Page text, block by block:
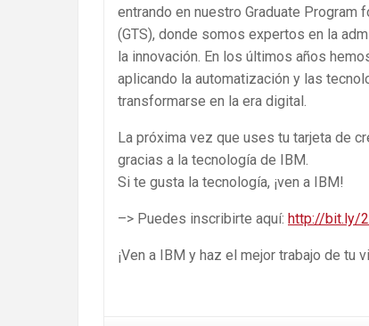
entrando en nuestro Graduate Program
(GTS), donde somos expertos en la
la innovación. En los últimos años
aplicando la automatización y las
transformarse en la era digital.
La próxima vez que uses tu tarjeta de
gracias a la tecnología de IBM.
Si te gusta la tecnología, ¡ven a IBM!
–> Puedes inscribirte aquí: http://bit.ly/
¡Ven a IBM y haz el mejor trabajo de tu